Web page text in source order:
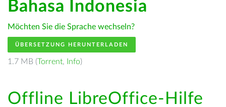
Bahasa Indonesia
Möchten Sie die Sprache wechseln?
ÜBERSETZUNG HERUNTERLADEN
1.7 MB (Torrent, Info)
Offline LibreOffice-Hilfe